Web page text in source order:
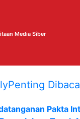
Media Siber
Pakta